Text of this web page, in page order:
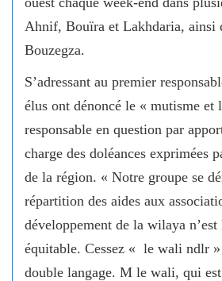
Ahnif, Bouïra et Lakhdaria, ainsi
Bouzegza.
S’adressant au premier
élus ont dénoncé le « mutisme et
responsable en question par
charge des doléances exprimées
de la région. « Notre groupe se
répartition des aides aux
développement de la wilaya
équitable. Cessez « le wali ndlr
double langage. M le wali, qui